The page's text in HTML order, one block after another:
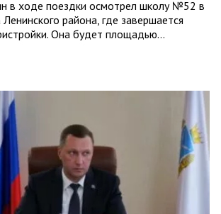
в ходе поездки осмотрел школу №52 в
района, где завершается
Она будет площадью…